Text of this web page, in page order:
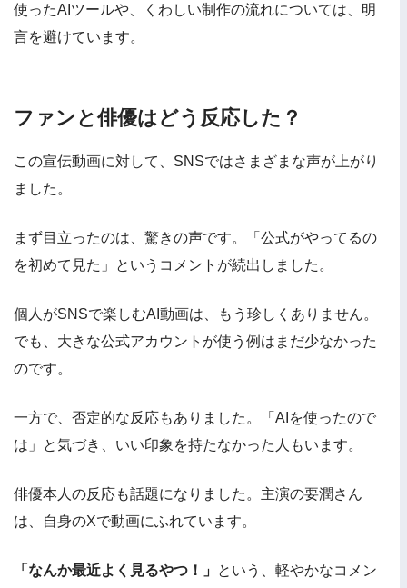
使ったAIツールや、くわしい制作の流れについては、明
言を避けています。
ファンと俳優はどう反応した？
この宣伝動画に対して、SNSではさまざまな声が上がり
ました。
まず目立ったのは、驚きの声です。「公式がやってるの
を初めて見た」というコメントが続出しました。
個人がSNSで楽しむAI動画は、もう珍しくありません。
でも、大きな公式アカウントが使う例はまだ少なかった
のです。
一方で、否定的な反応もありました。「AIを使ったので
は」と気づき、いい印象を持たなかった人もいます。
俳優本人の反応も話題になりました。主演の要潤さん
は、自身のXで動画にふれています。
「なんか最近よく見るやつ！」 という、軽やかなコメン